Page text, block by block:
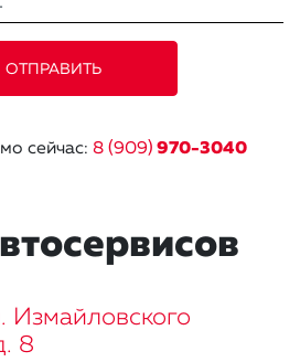
сейчас: 8 (909) 970-3040
Измайловского
8